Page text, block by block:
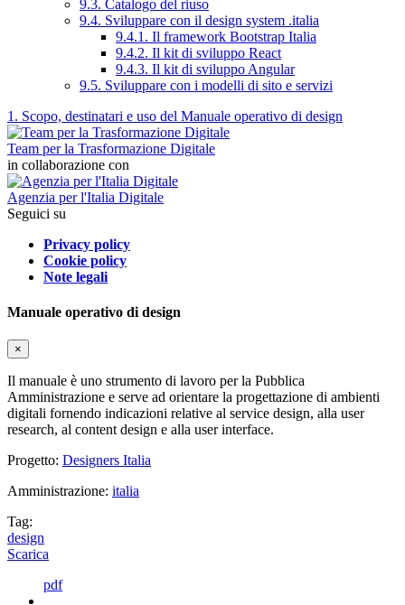
9.3. Catalogo del riuso
9.4. Sviluppare con il design system .italia
9.4.1. Il framework Bootstrap Italia
9.4.2. Il kit di sviluppo React
9.4.3. Il kit di sviluppo Angular
9.5. Sviluppare con i modelli di sito e servizi
1. Scopo, destinatari e uso del Manuale operativo di design
Team per la Trasformazione Digitale
in collaborazione con
Agenzia per l'Italia Digitale
Seguici su
Privacy policy
Cookie policy
Note legali
Manuale operativo di design
×
Il manuale è uno strumento di lavoro per la Pubblica
Amministrazione e serve ad orientare la progettazione di ambienti
digitali fornendo indicazioni relative al service design, alla user
research, al content design e alla user interface.
Progetto: Designers Italia
Amministrazione: italia
Tag:
design
Scarica
pdf